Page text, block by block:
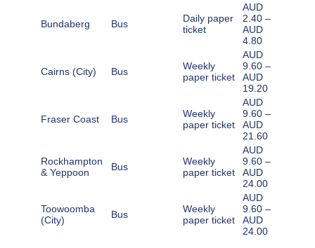
Bundaberg Bus
Daily paper
ticket
AUD
2.40 –
AUD
4.80
Cairns (City) Bus
Weekly
paper ticket
AUD
9.60 –
AUD
19.20
Fraser Coast Bus
Weekly
paper ticket
AUD
9.60 –
AUD
21.60
Rockhampton
& Yeppoon
Bus
Weekly
paper ticket
AUD
9.60 –
AUD
24.00
Toowoomba
(City)
Bus
Weekly
paper ticket
AUD
9.60 –
AUD
24.00